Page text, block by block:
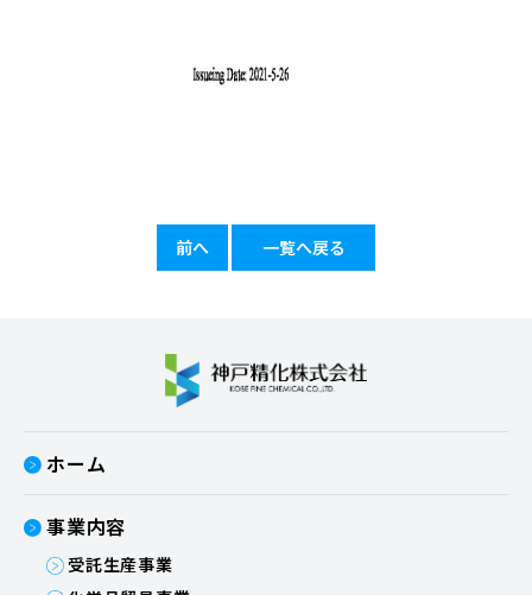
前へ 一覧へ戻る
ホーム
事業内容
受託生産事業